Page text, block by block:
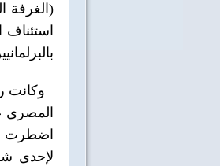
(الغرفة
وكانت
المصرى
اضطرت
لإحدى